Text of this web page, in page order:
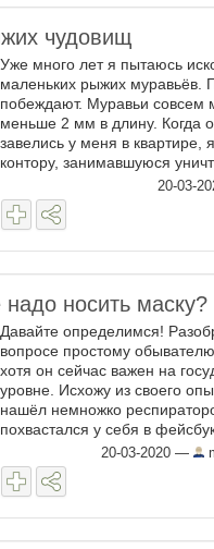
чудовищ
Уже много лет я пытаюсь
маленьких рыжих муравьёв.
побеждают. Муравьи совсем
меньше 2 мм в длину. Когда
завелись у меня в квартире,
контору, занимавшуюся
насекомых, офис которой
моей работой, и ...
20-03-
носить маску?
Давайте определимся!
вопросе простому
хотя он сейчас важен на
уровне. Исхожу из своего
нашёл немножко
похвастался у себя в
посыпались упрёков на мой
"Ради Бога, не ...
20-03-2020 —